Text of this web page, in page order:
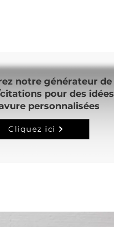
notre générateur de
pour des idées
personnalisées
Cliquez ici